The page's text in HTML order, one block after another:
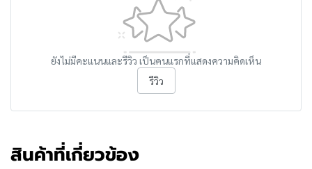
ยังไม่มีคะแนนและรีวิว เป็นคนแรกที่แสดงความคิดเห็น
รีวิว
สินค้าที่เกี่ยวข้อง